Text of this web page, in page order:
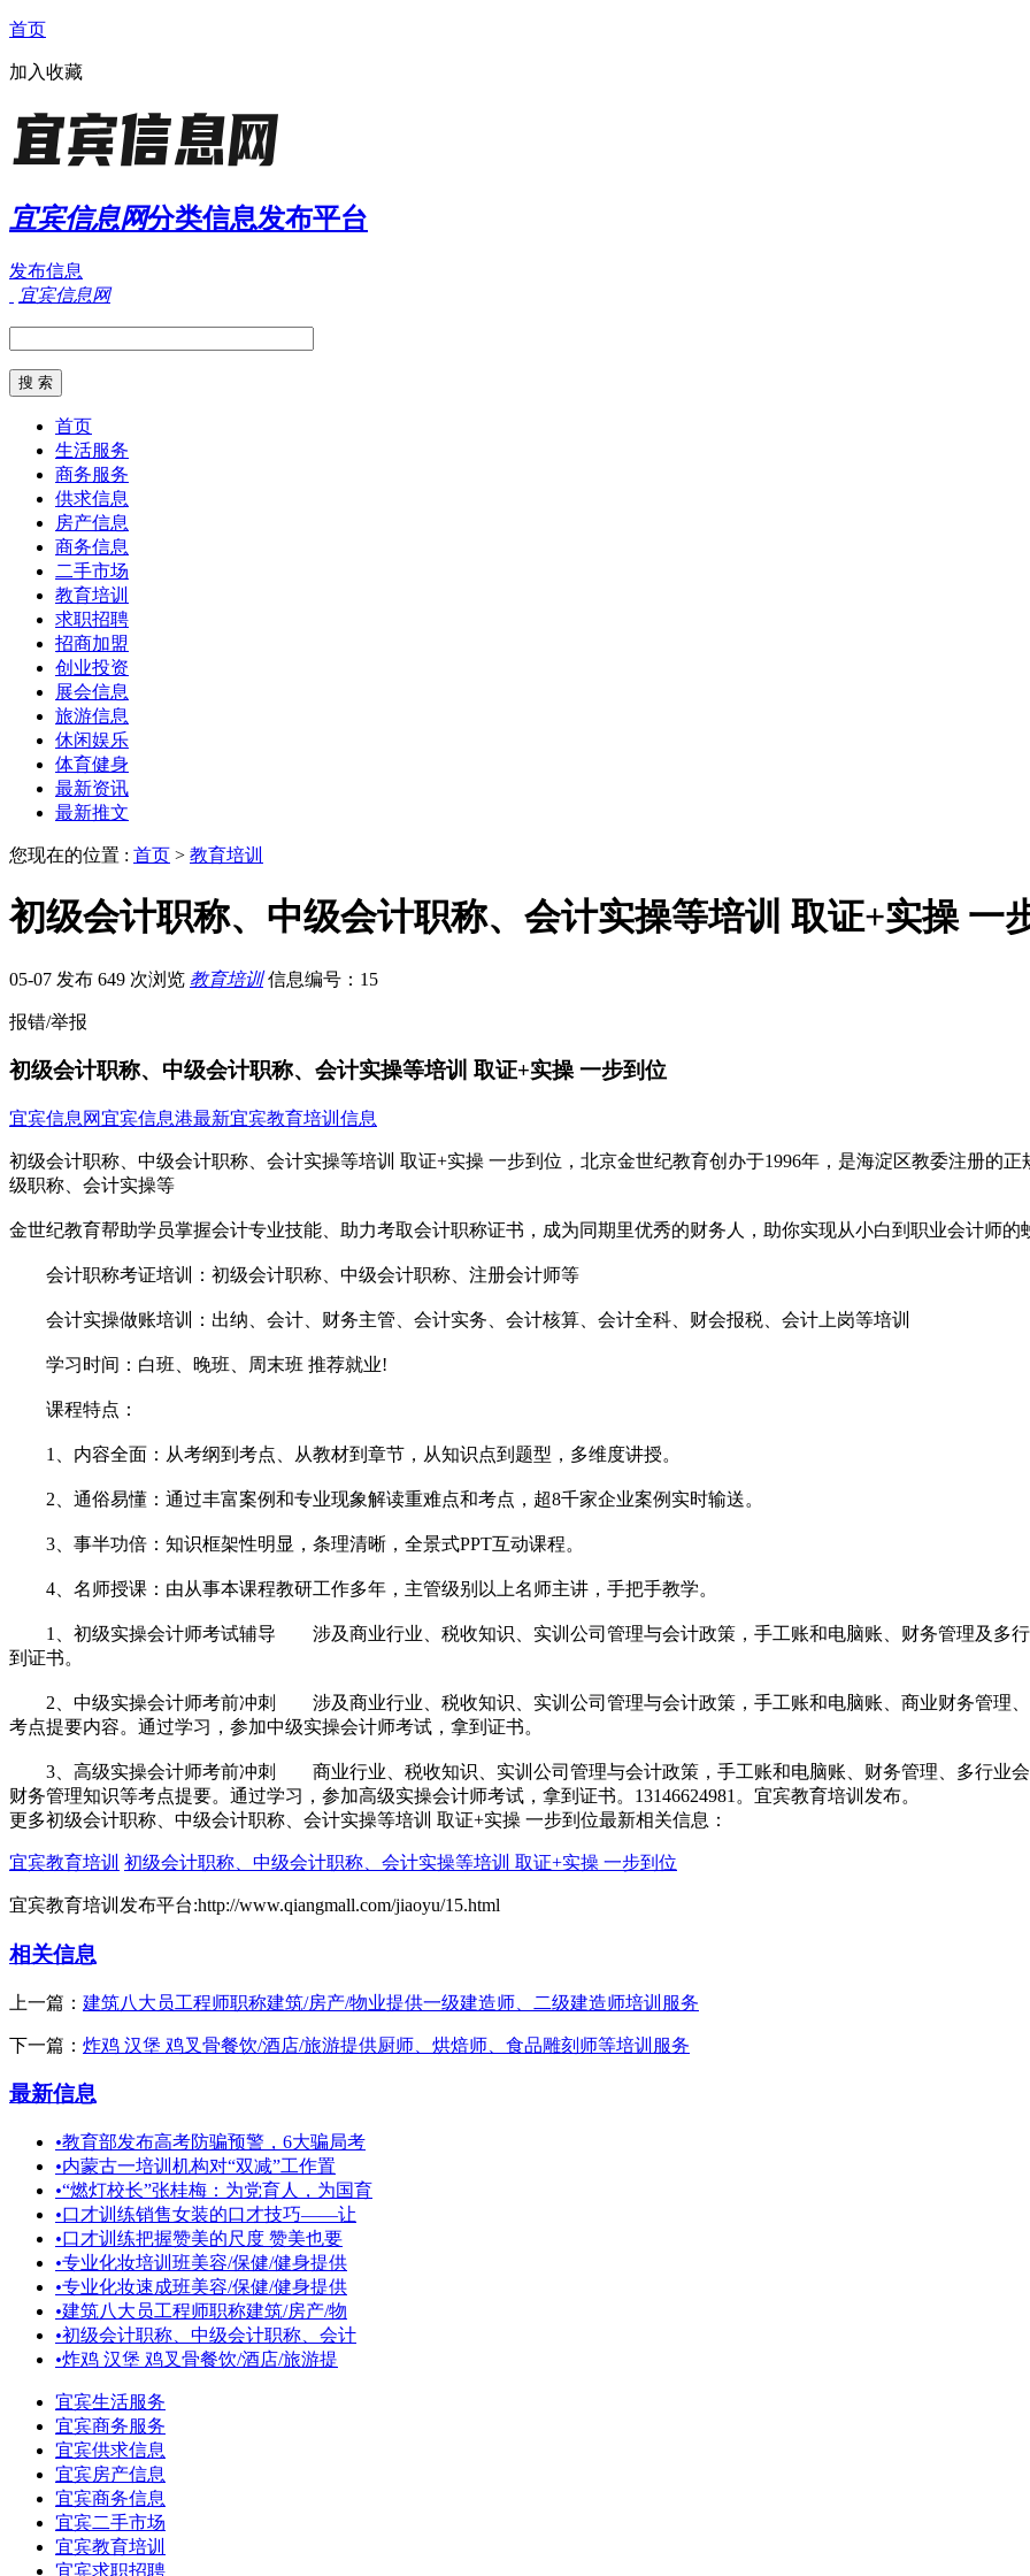
首页
加入收藏
宜宾信息网分类信息发布平台
发布信息
宜宾信息网
首页
生活服务
商务服务
供求信息
房产信息
商务信息
二手市场
教育培训
求职招聘
招商加盟
创业投资
展会信息
旅游信息
休闲娱乐
体育健身
最新资讯
最新推文
您现在的位置 : 首页 > 教育培训
初级会计职称、中级会计职称、会计实操等培训 取证+实操 一
05-07 发布 649 次浏览 教育培训 信息编号：15
报错/举报
初级会计职称、中级会计职称、会计实操等培训 取证+实操 一步到位
宜宾信息网宜宾信息港最新宜宾教育培训信息
初级会计职称、中级会计职称、会计实操等培训 取证+实操 一步到位，北京金世纪教育创办于1996年，是海淀区教委注册的
级职称、会计实操等
金世纪教育帮助学员掌握会计专业技能、助力考取会计职称证书，成为同期里优秀的财务人，助你实现从小白到职业会计师的
会计职称考证培训：初级会计职称、中级会计职称、注册会计师等
会计实操做账培训：出纳、会计、财务主管、会计实务、会计核算、会计全科、财会报税、会计上岗等培训
学习时间：白班、晚班、周末班 推荐就业!
课程特点：
1、内容全面：从考纲到考点、从教材到章节，从知识点到题型，多维度讲授。
2、通俗易懂：通过丰富案例和专业现象解读重难点和考点，超8千家企业案例实时输送。
3、事半功倍：知识框架性明显，条理清晰，全景式PPT互动课程。
4、名师授课：由从事本课程教研工作多年，主管级别以上名师主讲，手把手教学。
1、初级实操会计师考试辅导 涉及商业行业、税收知识、实训公司管理与会计政策，手工账和电脑账、财务管理及多行
到证书。
2、中级实操会计师考前冲刺 涉及商业行业、税收知识、实训公司管理与会计政策，手工账和电脑账、商业财务管理、
考点提要内容。通过学习，参加中级实操会计师考试，拿到证书。
3、高级实操会计师考前冲刺 商业行业、税收知识、实训公司管理与会计政策，手工账和电脑账、财务管理、多行业会
财务管理知识等考点提要。通过学习，参加高级实操会计师考试，拿到证书。13146624981。宜宾教育培训发布。
更多初级会计职称、中级会计职称、会计实操等培训 取证+实操 一步到位最新相关信息：
宜宾教育培训 初级会计职称、中级会计职称、会计实操等培训 取证+实操 一步到位
宜宾教育培训发布平台:http://www.qiangmall.com/jiaoyu/15.html
相关信息
上一篇： 建筑八大员工程师职称建筑/房产/物业提供一级建造师、二级建造师培训服务
下一篇： 炸鸡 汉堡 鸡叉骨餐饮/酒店/旅游提供厨师、烘焙师、食品雕刻师等培训服务
最新信息
•教育部发布高考防骗预警，6大骗局考
•内蒙古一培训机构对“双减”工作置
•“燃灯校长”张桂梅：为党育人，为国育
•口才训练销售女装的口才技巧——让
•口才训练把握赞美的尺度 赞美也要
•专业化妆培训班美容/保健/健身提供
•专业化妆速成班美容/保健/健身提供
•建筑八大员工程师职称建筑/房产/物
•初级会计职称、中级会计职称、会计
•炸鸡 汉堡 鸡叉骨餐饮/酒店/旅游提
宜宾生活服务
宜宾商务服务
宜宾供求信息
宜宾房产信息
宜宾商务信息
宜宾二手市场
宜宾教育培训
宜宾求职招聘